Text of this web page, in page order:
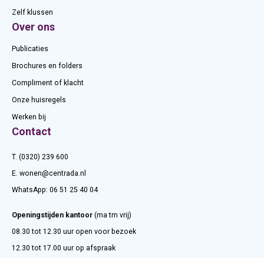
Zelf klussen
Over ons
Publicaties
Brochures en folders
Compliment of klacht
Onze huisregels
Werken bij
Contact
T. (0320) 239 600
E. wonen@centrada.nl
WhatsApp: 06 51 25 40 04
Openingstijden kantoor (ma tm vrij)
08.30 tot 12.30 uur open voor bezoek
12.30 tot 17.00 uur op afspraak